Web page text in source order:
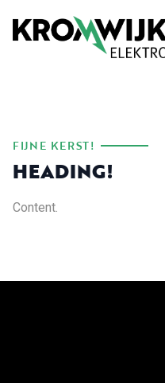
FIJNE KERST!
HEADING!
Content.